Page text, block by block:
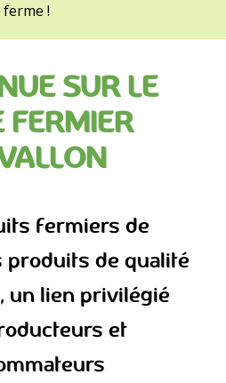
ferme !
SUR LE
FERMIER
fermiers de
produits de qualité
un lien privilégié
et